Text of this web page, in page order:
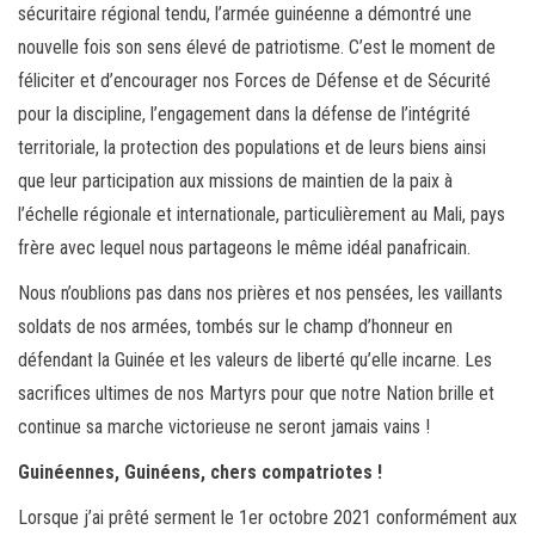
sécuritaire régional tendu, l’armée guinéenne a démontré une
nouvelle fois son sens élevé de patriotisme. C’est le moment de
féliciter et d’encourager nos Forces de Défense et de Sécurité
pour la discipline, l’engagement dans la défense de l’intégrité
territoriale, la protection des populations et de leurs biens ainsi
que leur participation aux missions de maintien de la paix à
l’échelle régionale et internationale, particulièrement au Mali, pays
frère avec lequel nous partageons le même idéal panafricain.
Nous n’oublions pas dans nos prières et nos pensées, les vaillants
soldats de nos armées, tombés sur le champ d’honneur en
défendant la Guinée et les valeurs de liberté qu’elle incarne. Les
sacrifices ultimes de nos Martyrs pour que notre Nation brille et
continue sa marche victorieuse ne seront jamais vains !
Guinéennes, Guinéens, chers compatriotes !
Lorsque j’ai prêté serment le 1er octobre 2021 conformément aux